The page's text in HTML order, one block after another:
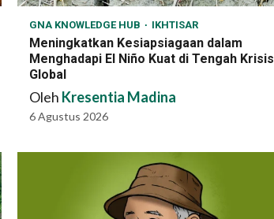
GNA KNOWLEDGE HUB IKHTISAR
Meningkatkan Kesiapsiagaan dalam
Menghadapi El Niño Kuat di Tengah Krisis
Global
Oleh Kresentia Madina
6 Agustus 2026